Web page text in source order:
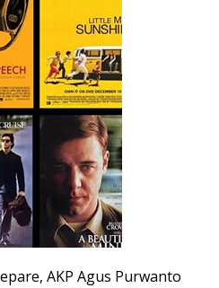
AKP Agus Purwanto